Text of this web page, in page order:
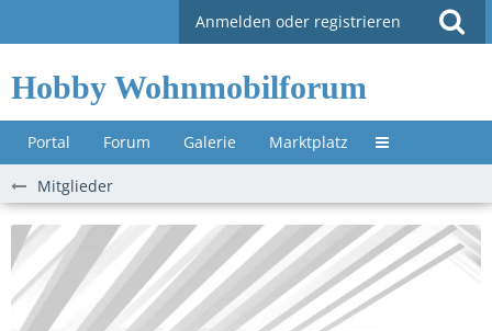
Anmelden oder registrieren
Hobby Wohnmobilforum
Portal Forum Galerie Marktplatz Untermenü »
Mitglieder